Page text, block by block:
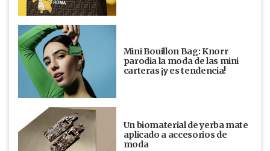
Mini Bouillon Bag: Knorr
parodia la moda de las mini
carteras ¡y es tendencia!
Un biomaterial de yerba mate
aplicado a accesorios de
moda